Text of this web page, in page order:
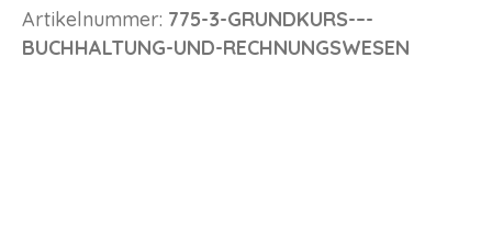
und
Rechnungswesen
Artikelnummer: 775-3-GRUNDKURS-–-
BUCHHALTUNG-UND-RECHNUNGSWESEN